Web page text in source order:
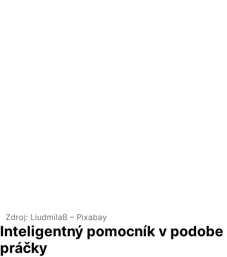
Zdroj: LiudmilaB – Pixabay
Inteligentný pomocník v podobe
práčky